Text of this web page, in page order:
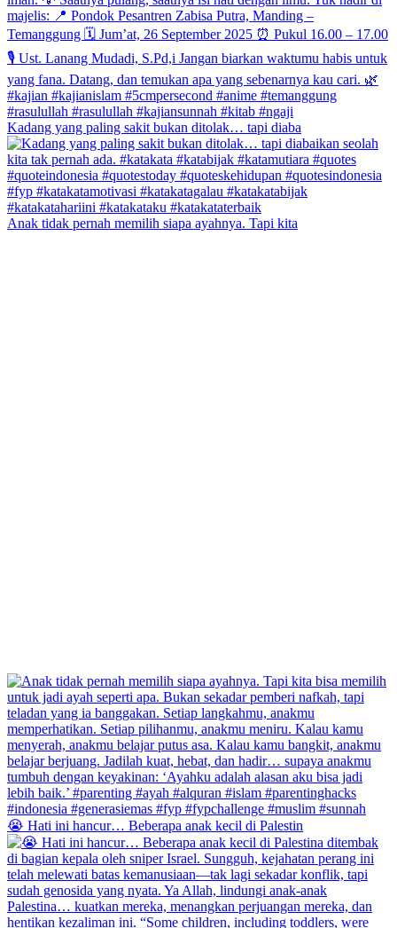
Kadang yang paling sakit bukan ditolak… tapi diaba
Anak tidak pernah memilih siapa ayahnya. Tapi kita
😭 Hati ini hancur… Beberapa anak kecil di Palestin